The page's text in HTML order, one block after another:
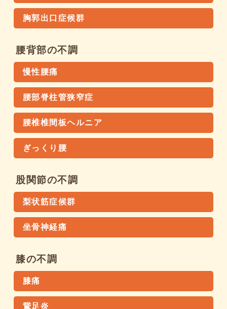
胸郭出口症候群
腰背部の不調
慢性腰痛
腰部脊柱管狭窄症
腰椎椎間板ヘルニア
ぎっくり腰
股関節の不調
梨状筋症候群
坐骨神経痛
膝の不調
膝痛
鵞足炎